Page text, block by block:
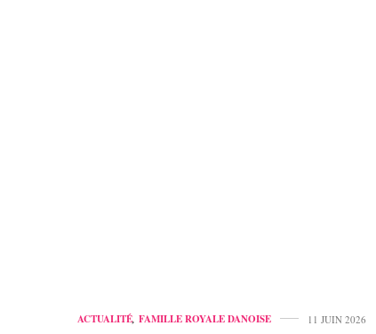
ACTUALITÉ, FAMILLE ROYALE DANOISE 11 JUIN 2026